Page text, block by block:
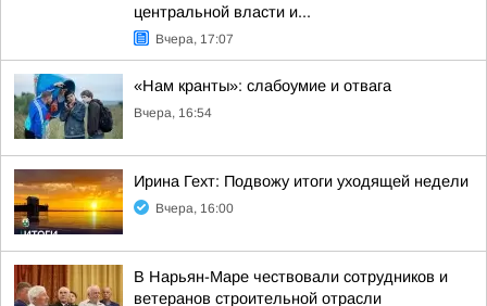
центральной власти и...
Вчера, 17:07
«Нам кранты»: слабоумие и отвага
Вчера, 16:54
Ирина Гехт: Подвожу итоги уходящей недели
Вчера, 16:00
В Нарьян-Маре чествовали сотрудников и
ветеранов строительной отрасли